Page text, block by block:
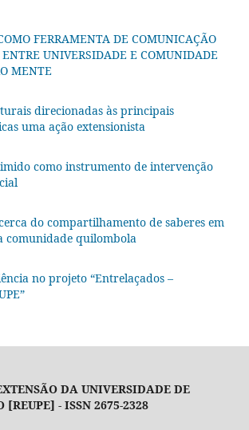
FERRAMENTA DE COMUNICAÇÃO
UNIVERSIDADE E COMUNIDADE
MENTE
direcionadas às principais
uma ação extensionista
como instrumento de intervenção
do compartilhamento de saberes em
comunidade quilombola
no projeto “Entrelaçados –
DA UNIVERSIDADE DE
[REUPE] - ISSN 2675-2328